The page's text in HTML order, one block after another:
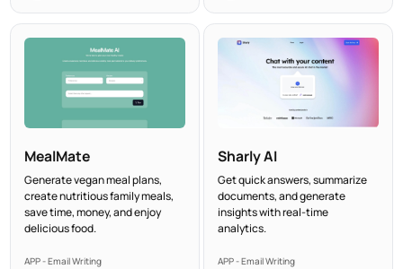
MealMate
Generate vegan meal plans,
create nutritious family meals,
save time, money, and enjoy
delicious food.
APP - Email Writing
Sharly AI
Get quick answers, summarize
documents, and generate
insights with real-time
analytics.
APP - Email Writing